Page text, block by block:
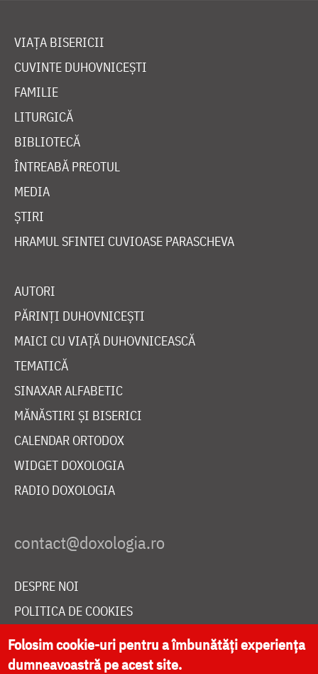
VIAȚA BISERICII
CUVINTE DUHOVNICEȘTI
FAMILIE
LITURGICĂ
BIBLIOTECĂ
ÎNTREABĂ PREOTUL
MEDIA
ȘTIRI
HRAMUL SFINTEI CUVIOASE PARASCHEVA
AUTORI
PĂRINȚI DUHOVNICEȘTI
MAICI CU VIAȚĂ DUHOVNICEASCĂ
TEMATICĂ
SINAXAR ALFABETIC
MĂNĂSTIRI ȘI BISERICI
CALENDAR ORTODOX
WIDGET DOXOLOGIA
RADIO DOXOLOGIA
DESPRE NOI
POLITICA DE COOKIES
DONEAZĂ ONLINE PENTRU CATEDRALA NAȚIONALĂ
Folosim cookie-uri pentru a îmbunătăți experiența
dumneavoastră pe acest site.